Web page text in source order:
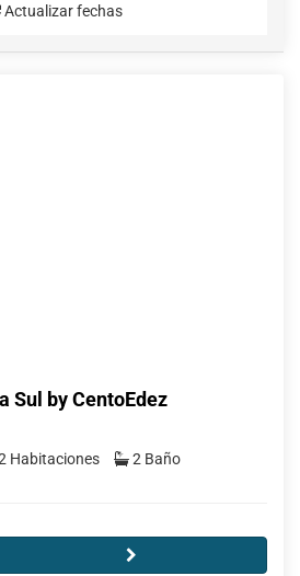
Actualizar fechas
Sul by CentoEdez
Habitaciones 2 Baño